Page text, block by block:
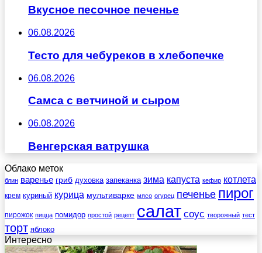
Вкусное песочное печенье
06.08.2026
Тесто для чебуреков в хлебопечке
06.08.2026
Самса с ветчиной и сыром
06.08.2026
Венгерская ватрушка
Облако меток
блин варенье гриб духовка запеканка зима капуста кефир котлета
крем куриный курица мультиварке мясо огурец печенье пирог
пирожок пицца помидор простой рецепт салат соус творожный тест
торт яблоко
Интересно